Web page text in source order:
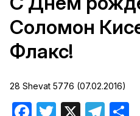
Соломон
Флакс!
28 Shevat 5776 (07.02.2016)
Facebook
Twitter Telegram